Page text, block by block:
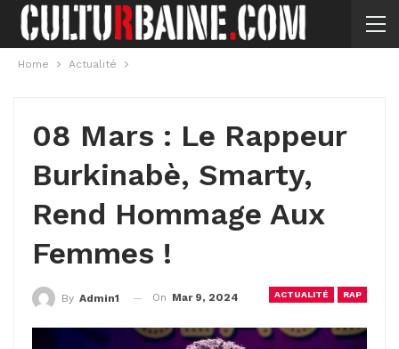
Home Actualité
08 Mars : Le Rappeur
Burkinabè, Smarty,
Rend Hommage Aux
Femmes !
ACTUALITÉ RAP
By Admin1 On Mar 9, 2024